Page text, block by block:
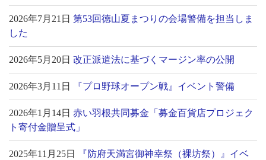
2026年7月21日 第53回徳山夏まつりの会場警備を担当しま
した
2026年5月20日 改正派遣法に基づくマージン率の公開
2026年3月11日 『プロ野球オープン戦』イベント警備
2026年1月14日 赤い羽根共同募金「募金百貨店プロジェク
ト寄付金贈呈式」
2025年11月25日
『防府天満宮御神幸祭（裸坊祭）』イベ